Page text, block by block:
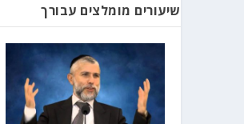
שיעורים מומלצים עבורך